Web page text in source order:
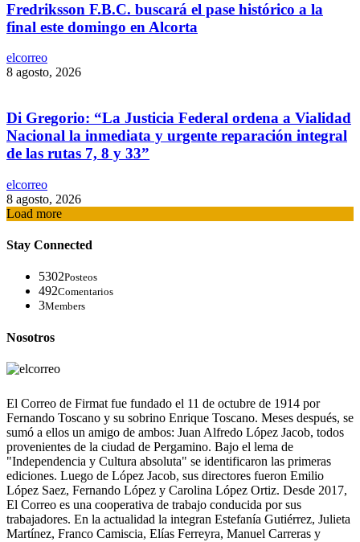
Fredriksson F.B.C. buscará el pase histórico a la
final este domingo en Alcorta
elcorreo
8 agosto, 2026
Di Gregorio: “La Justicia Federal ordena a Vialidad
Nacional la inmediata y urgente reparación integral
de las rutas 7, 8 y 33”
elcorreo
8 agosto, 2026
Load more
Stay Connected
5302Posteos
492Comentarios
3Members
Nosotros
El Correo de Firmat fue fundado el 11 de octubre de 1914 por
Fernando Toscano y su sobrino Enrique Toscano. Meses después, se
sumó a ellos un amigo de ambos: Juan Alfredo López Jacob, todos
provenientes de la ciudad de Pergamino. Bajo el lema de
"Independencia y Cultura absoluta" se identificaron las primeras
ediciones. Luego de López Jacob, sus directores fueron Emilio
López Saez, Fernando López y Carolina López Ortiz. Desde 2017,
El Correo es una cooperativa de trabajo conducida por sus
trabajadores. En la actualidad la integran Estefanía Gutiérrez, Julieta
Martínez, Franco Camiscia, Elías Ferreyra, Manuel Carreras y